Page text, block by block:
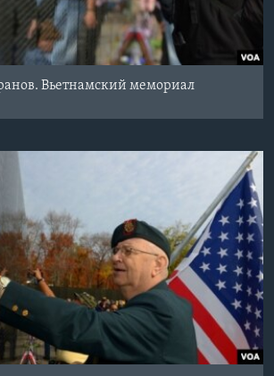
Вьетнамский мемориал